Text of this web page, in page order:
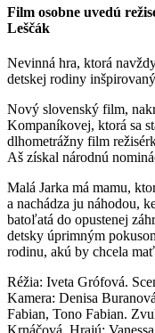
Film osobne uvedú
Leščák
Nevinná hra, ktorá
detskej rodiny
Nový slovenský film,
Kompaníkovej, ktorá sa
dlhometrážny film
Aš získal národnú
Malá Jarka má mamu,
a nachádza ju náhodou,
batoľatá do opustenej
detsky úprimným
rodinu, akú by chcela
Réžia: Iveta Grófová.
Kamera: Denisa
Fabian, Tono Fabian.